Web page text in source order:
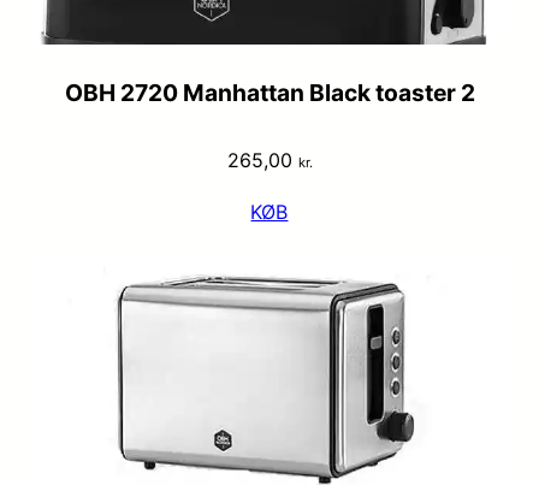
OBH 2720 Manhattan Black toaster 2
265,00 kr.
KØB